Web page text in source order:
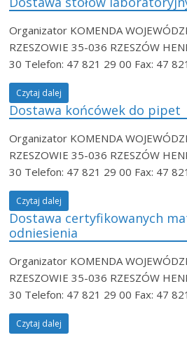
Organizator KOMENDA
RZESZOWIE 35-036 RZESZÓW
30 Telefon: 47 821 29 00 Fax: 47
Czytaj dalej
Dostawa końcówek do pipet
Organizator KOMENDA
RZESZOWIE 35-036 RZESZÓW
30 Telefon: 47 821 29 00 Fax: 47
Czytaj dalej
Dostawa certyfikowanych
odniesienia
Organizator KOMENDA
RZESZOWIE 35-036 RZESZÓW
30 Telefon: 47 821 29 00 Fax: 47
Czytaj dalej